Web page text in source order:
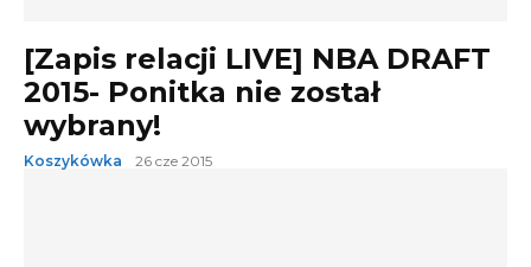
[Zapis relacji LIVE] NBA DRAFT
2015- Ponitka nie został
wybrany!
Koszykówka 26 cze 2015